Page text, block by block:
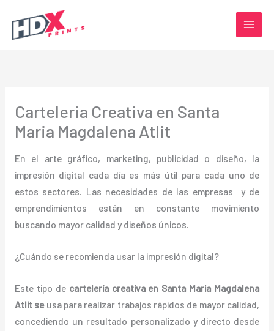
contenido
Carteleria Creativa en Santa
Maria Magdalena Atlit
En el arte gráfico, marketing, publicidad o diseño, la
impresión digital cada día es más útil para cada uno de
estos sectores. Las necesidades de las empresas y de
emprendimientos están en constante movimiento
buscando mayor calidad y diseños únicos.
¿Cuándo se recomienda usar la impresión digital?
Este tipo de cartelería creativa en Santa Maria Magdalena
Atlit seusa para realizar trabajos rápidos de mayor calidad,
concediendo un resultado personalizado y directo desde